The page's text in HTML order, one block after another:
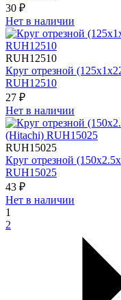
30 ₽
Нет в наличии
RUH12510
Круг отрезной
RUH12510
27 ₽
Нет в наличии
RUH15025
Круг отрезной
RUH15025
43 ₽
Нет в наличии
1
2